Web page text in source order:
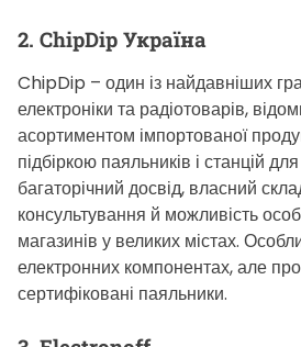
2. ChipDip Україна
ChipDip – один із найдавніших
електроніки та радіотоварів,
асортиментом імпортованої
підбіркою паяльників і станцій
багаторічний досвід, власний
консультування й можливість
магазинів у великих містах.
електронних компонентах, але
сертифіковані паяльники.